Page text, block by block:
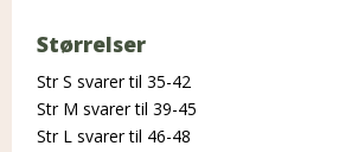
Størrelser
Str S svarer til 35-42
Str M svarer til 39-45
Str L svarer til 46-48